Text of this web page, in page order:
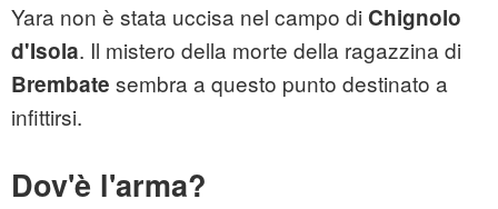
Yara non è stata uccisa nel campo di Chignolo
d'Isola. Il mistero della morte della ragazzina di
Brembate sembra a questo punto destinato a
infittirsi.
Dov'è l'arma?